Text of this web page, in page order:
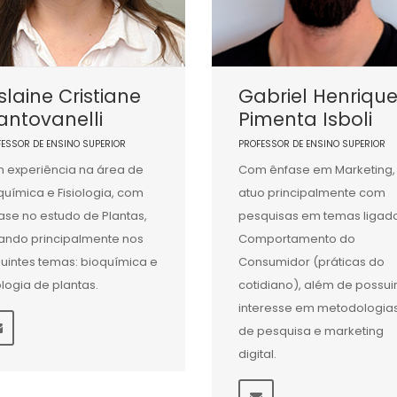
Cristiane
DE ENSINO SUPERIOR
experiência na área de
e Fisiologia, com
no estudo de Plantas,
principalmente nos
temas: bioquímica e
de plantas.
Gabriel Henrique
Pimenta Isboli
PROFESSOR DE ENSINO SUPERIOR
Com ênfase em Marketing,
atuo principalmente com
pesquisas em temas
Comportamento do
Consumidor (práticas do
cotidiano), além de possuir
interesse em
de pesquisa e marketing
digital.